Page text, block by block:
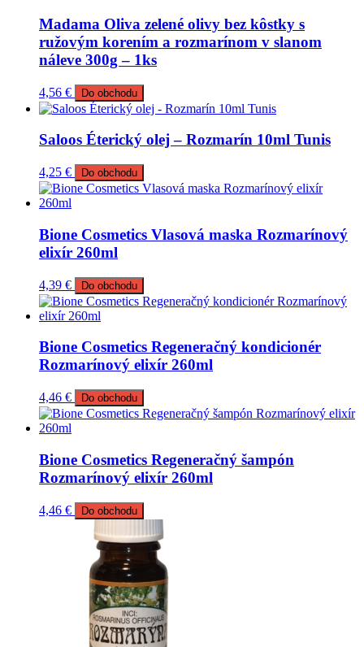
Madama Oliva zelené olivy bez kôstky s
ružovým korením a rozmarínom v slanom
náleve 300g – 1ks
4,56 € Do obchodu
Saloos Éterický olej – Rozmarín 10ml Tunis
4,25 € Do obchodu
Bione Cosmetics Vlasová maska Rozmarínový
elixír 260ml
4,39 € Do obchodu
Bione Cosmetics Regeneračný kondicionér
Rozmarínový elixír 260ml
4,46 € Do obchodu
Bione Cosmetics Regeneračný šampón
Rozmarínový elixír 260ml
4,46 € Do obchodu